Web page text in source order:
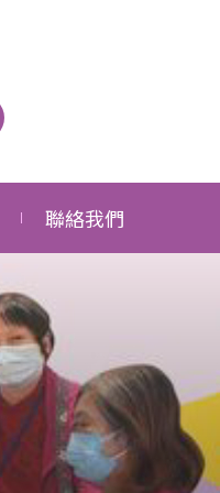
聯絡我們
單位一覽
相關網頁
下載區